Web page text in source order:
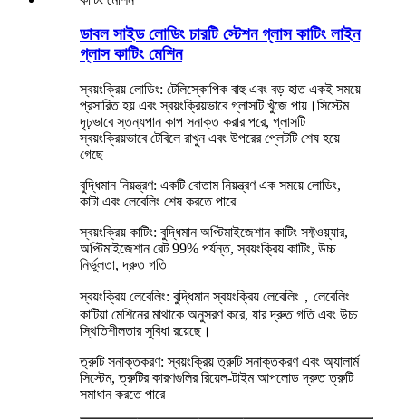
ডাবল সাইড লোডিং চারটি স্টেশন গ্লাস কাটিং লাইন
গ্লাস কাটিং মেশিন
স্বয়ংক্রিয় লোডিং: টেলিস্কোপিক বাহু এবং বড় হাত একই সময়ে
প্রসারিত হয় এবং স্বয়ংক্রিয়ভাবে গ্লাসটি খুঁজে পায়।সিস্টেম
দৃঢ়ভাবে স্তন্যপান কাপ সনাক্ত করার পরে, গ্লাসটি
স্বয়ংক্রিয়ভাবে টেবিলে রাখুন এবং উপরের প্লেটটি শেষ হয়ে
গেছে
বুদ্ধিমান নিয়ন্ত্রণ: একটি বোতাম নিয়ন্ত্রণ এক সময়ে লোডিং,
কাটা এবং লেবেলিং শেষ করতে পারে
স্বয়ংক্রিয় কাটিং: বুদ্ধিমান অপ্টিমাইজেশান কাটিং সফ্টওয়্যার,
অপ্টিমাইজেশান রেট 99% পর্যন্ত, স্বয়ংক্রিয় কাটিং, উচ্চ
নির্ভুলতা, দ্রুত গতি
স্বয়ংক্রিয় লেবেলিং: বুদ্ধিমান স্বয়ংক্রিয় লেবেলিং，লেবেলিং
কাটিয়া মেশিনের মাথাকে অনুসরণ করে, যার দ্রুত গতি এবং উচ্চ
স্থিতিশীলতার সুবিধা রয়েছে।
ত্রুটি সনাক্তকরণ: স্বয়ংক্রিয় ত্রুটি সনাক্তকরণ এবং অ্যালার্ম
সিস্টেম, ত্রুটির কারণগুলির রিয়েল-টাইম আপলোড দ্রুত ত্রুটি
সমাধান করতে পারে